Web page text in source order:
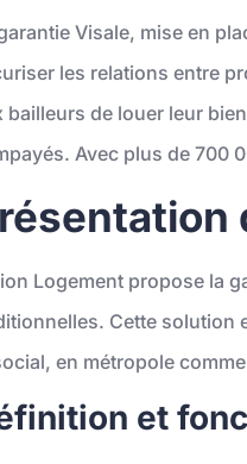
Visale, mise en
les relations entre
bailleurs de louer leur
Avec plus de 700
Logement propose la
Cette solution
en métropole
et